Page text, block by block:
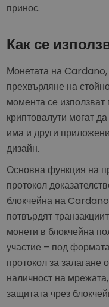
принос.
Как се
Монетата на
прехвърляне на
момента се
криптовалути могат
има и други
дизайн.
Основна функция на
протокол
блокчейна на
потвърдят
монети в блокчейна
участие – под
протокол за залагане
наличност на
защитата чрез